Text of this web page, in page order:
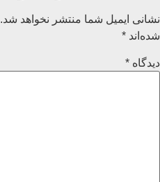
نشانی ایمیل شما منتشر نخواهد شد.
شده‌اند *
دیدگاه *